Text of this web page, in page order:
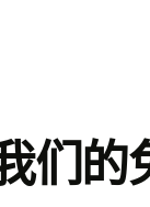
们的